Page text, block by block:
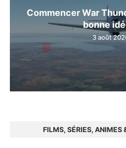
Commencer War
bonne
3 août
FILMS, SÉRIES, ANIMES